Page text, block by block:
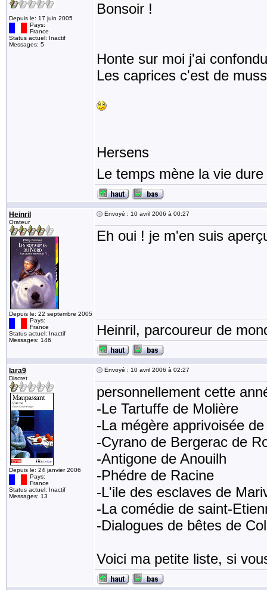
Depuis le: 17 juin 2005
Pays:
France
Status actuel: Inactif
Messages: 5
Bonsoir !
Honte sur moi j'ai
Les caprices c'est de
Hersens
Le temps mène la vie
Heinril
Orateur
Depuis le: 22 septembre 2005
Pays:
France
Status actuel: Inactif
Messages: 146
Envoyé : 10 avril 2006 à 00:27
Eh oui ! je m'en suis
Heinril, parcoureur de
lara9
Discret
Depuis le: 24 janvier 2006
Pays:
France
Status actuel: Inactif
Messages: 13
Envoyé : 10 avril 2006 à 02:27
personnellement cette
-Le Tartuffe de Molière
-La mégère apprivoisée
-Cyrano de Bergerac de
-Antigone de Anouilh
-Phédre de Racine
-L'ile des esclaves de
-La comédie de saint-
-Dialogues de bêtes de
Voici ma petite liste, si